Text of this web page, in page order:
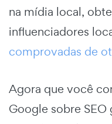
na mídia local,
influenciadores
comprovadas de
Agora que você
Google sobre